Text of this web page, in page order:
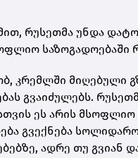
რუსეთმა უნდა
საზოგადოებაში
კრემლში მიღებული
გვაიძულებს.
ეს არის
გვექნება
ადრე თუ გვიან